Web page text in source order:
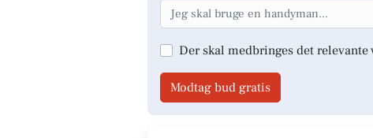
Der skal medbringes det
Modtag bud gratis